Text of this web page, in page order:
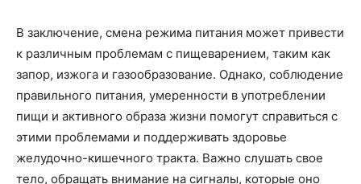
В заключение, смена режима питания может привести
к различным проблемам с пищеварением, таким как
запор, изжога и газообразование. Однако, соблюдение
правильного питания, умеренности в употреблении
пищи и активного образа жизни помогут справиться с
этими проблемами и поддерживать здоровье
желудочно-кишечного тракта. Важно слушать свое
тело, обращать внимание на сигналы, которые оно